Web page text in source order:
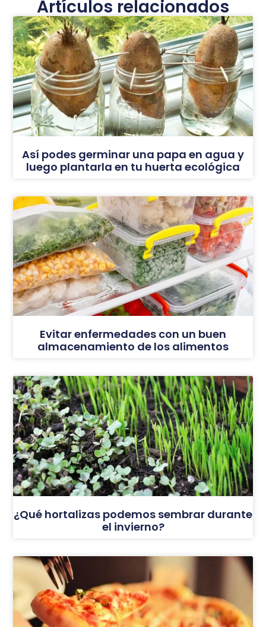
Artículos relacionados
Así podes germinar una papa en agua y
luego plantarla en tu huerta ecológica
Evitar enfermedades con un buen
almacenamiento de los alimentos
¿Qué hortalizas podemos sembrar durante
el invierno?